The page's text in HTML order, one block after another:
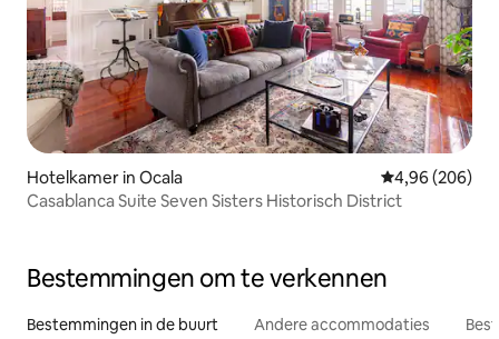
Hotelkamer in Ocala Gemiddelde
4,96 (206)
Casablanca Suite Seven Sisters Historisch District
Bestemmingen om te verkennen
Bestemmingen in de buurt Andere accommodaties